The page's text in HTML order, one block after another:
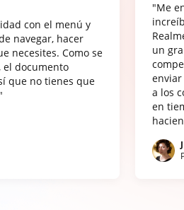
con el menú y
navegar, hacer
necesites. Como se
el documento
que no tienes que
"Me
un
a los
en